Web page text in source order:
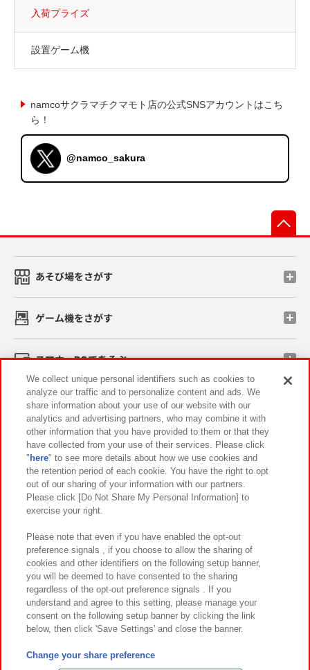
入荷プライズ
設置ゲーム機
namcoサクラマチクマモト店の公式SNSアカウントはこち
ら！
@namco_sakura
あそび場をさがす
ゲーム機をさがす
スマホ・PCであそぶ
イベント・キャンペーン
関連会社 サステナビリティ サイトポリシー
プライバシーポリシー ウェブアクセシビリティ方針と検証結果
お取引先さまとともに
カスタマーハラスメント対応方針 よくあるご質問・お問い合わせ
©Bandai Namco Amusement Inc.
©Bandai Namco Amusement Lab Inc.
We collect unique personal identifiers such as cookies to
analyze our traffic and to personalize content and ads. We
share information about your use of our website with our
analytics and advertising partners, who may combine it with
other information that you have provided to them or that they
have collected from your use of their services. Please click
" here" to see more details about how we use cookies and
the retention period of each cookie. You have the right to opt
out of our sharing of your information with our partners.
Please click [Do Not Share My Personal Information] to
exercise your right.
Please note that even if you have enabled the opt-out
preference signals , if you choose to allow the sharing of
cookies and other identifiers on the following setup banner,
you will be deemed to have consented to the sharing
regardless of the opt-out preference signals . If you
understand and agree to this setting, please manage your
consent on the following setup banner by clicking the link
below, then click 'Save Settings' and close the banner.
Change your share preference